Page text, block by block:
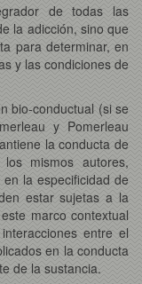
de todas las
la adicción, sino que
para determinar, en
y las condiciones de
bio-conductual (si se
y Pomerleau
la conducta de
mismos autores,
la especificidad de
estar sujetas a la
marco contextual
entre el
en la conducta
de la sustancia.